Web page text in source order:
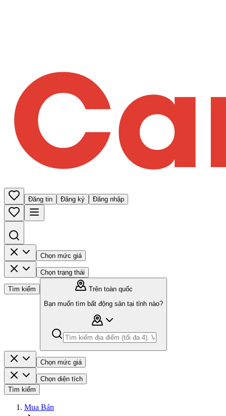
Đăng tin Đăng ký Đăng nhập
Chọn mức giá
Chọn trạng thái
Tìm kiếm
Trên toàn quốc
Bạn muốn tìm bất động sản tại tỉnh nào?
Chọn mức giá
Chọn diện tích
Tìm kiếm
Mua Bán